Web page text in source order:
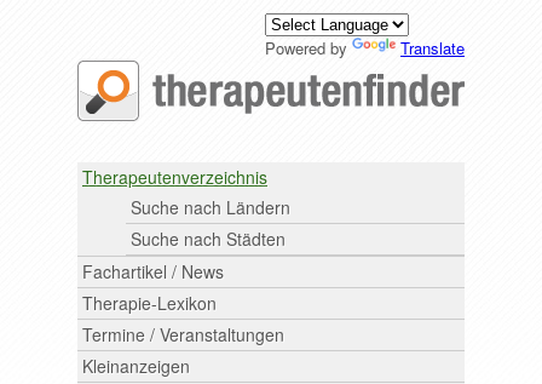
Powered by Translate
Therapeutenverzeichnis
Suche nach Ländern
Suche nach Städten
Fachartikel / News
Therapie-Lexikon
Termine / Veranstaltungen
Kleinanzeigen